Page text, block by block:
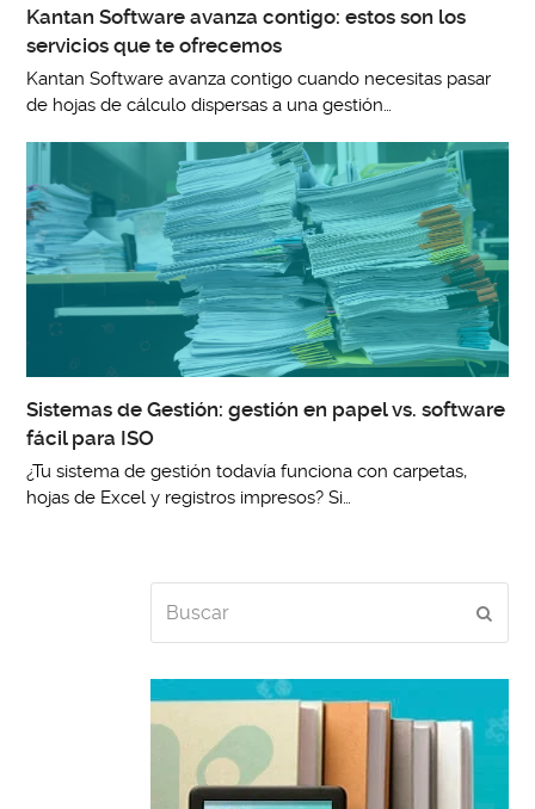
Kantan Software avanza contigo: estos son los
servicios que te ofrecemos
Kantan Software avanza contigo cuando necesitas pasar
de hojas de cálculo dispersas a una gestión…
Sistemas de Gestión: gestión en papel vs. software
fácil para ISO
¿Tu sistema de gestión todavía funciona con carpetas,
hojas de Excel y registros impresos? Si…